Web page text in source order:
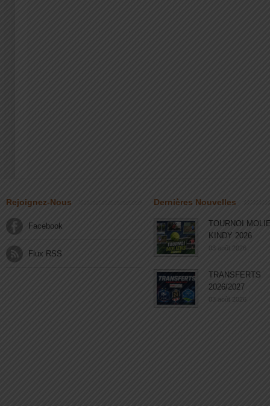
Rejoignez-Nous
Facebook
Flux RSS
Dernières Nouvelles
TOURNOI
KINDY 2026
03 août 2026
TRANSFERTS
2026/2027
03 août 2026